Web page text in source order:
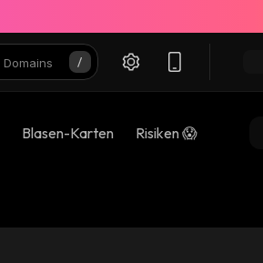
Blasen-Karten Risiken 😱